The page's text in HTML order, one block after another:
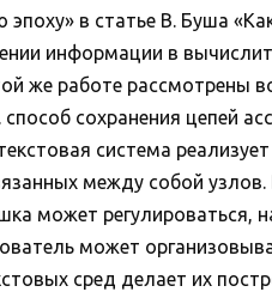
в статье В. Буша
информации в
же работе
способ сохранения цепей
система
между собой
может регулироваться,
может
сред делает их